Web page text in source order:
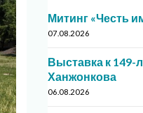
Митинг «Честь
07.08.2026
Выставка к 149-
Ханжонкова
06.08.2026